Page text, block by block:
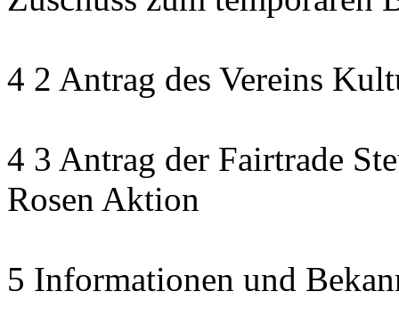
4 2 Antrag des Vereins
4 3 Antrag der Fairtrade
Rosen Aktion
5 Informationen und